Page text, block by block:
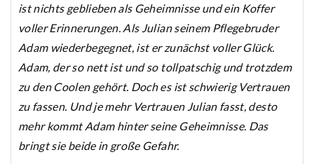
ist nichts geblieben als Geheimnisse und ein Koffer
voller Erinnerungen. Als Julian seinem Pflegebruder
Adam wiederbegegnet, ist er zunächst voller Glück.
Adam, der so nett ist und so tollpatschig und trotzdem
zu den Coolen gehört. Doch es ist schwierig Vertrauen
zu fassen. Und je mehr Vertrauen Julian fasst, desto
mehr kommt Adam hinter seine Geheimnisse. Das
bringt sie beide in große Gefahr.